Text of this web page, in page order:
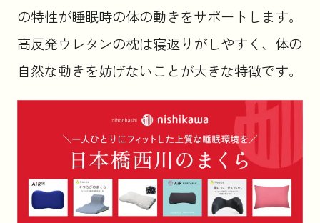
の特性が睡眠時の体の動きをサポートします。
高反発ウレタンの枕は寝返りがしやすく、体の
自然な動きを妨げないことが大きな特徴です。